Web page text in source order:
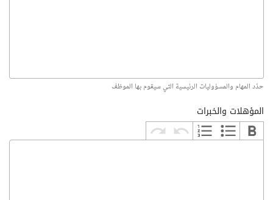
حدّد المهام والمسؤوليات الرئيسية التي سيقوم بها الموظف
المؤهلات والخبرات